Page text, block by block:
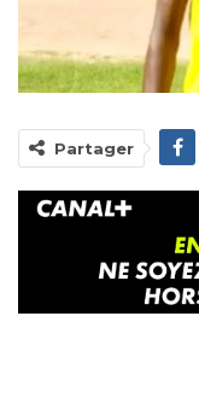
Partager